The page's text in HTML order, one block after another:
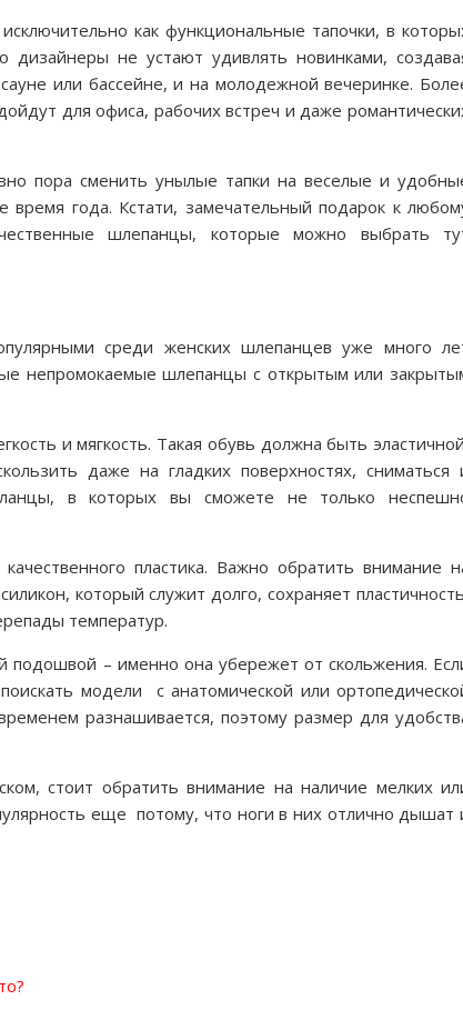
как функциональные тапочки, в
не устают удивлять новинками,
или бассейне, и на молодежной вечеринке.
для офиса, рабочих встреч и даже
пора сменить унылые тапки на веселые и
года. Кстати, замечательный подарок к
шлепанцы, которые можно выбрать
среди женских шлепанцев уже много
непромокаемые шлепанцы с открытым или
и мягкость. Такая обувь должна быть
даже на гладких поверхностях, сниматься
в которых вы сможете не только
пластика. Важно обратить внимание
который служит долго, сохраняет
температур.
подошвой – именно она убережет от скольжения.
модели с анатомической или
разнашивается, поэтому размер для
стоит обратить внимание на наличие мелких
еще потому, что ноги в них отлично дышат